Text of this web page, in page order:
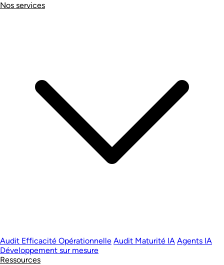
Nos services
Audit Efficacité Opérationnelle Audit Maturité IA Agents IA
Développement sur mesure
Ressources